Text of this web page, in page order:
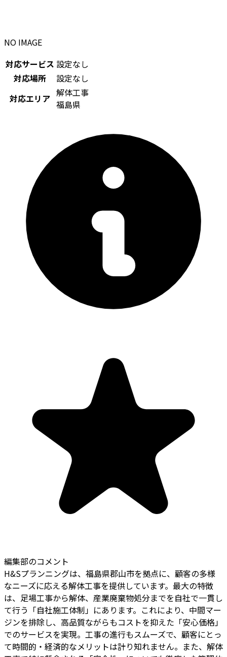
NO IMAGE
対応サービス 設定なし
対応場所
設定なし
対応エリア 解体工事
福島県
編集部のコメント
H&Sプランニングは、福島県郡山市を拠点に、顧客の多様
なニーズに応える解体工事を提供しています。最大の特徴
は、足場工事から解体、産業廃棄物処分までを自社で一貫し
て行う「自社施工体制」にあります。これにより、中間マー
ジンを排除し、高品質ながらもコストを抑えた「安心価格」
でのサービスを実現。工事の進行もスムーズで、顧客にとっ
て時間的・経済的なメリットは計り知れません。また、解体